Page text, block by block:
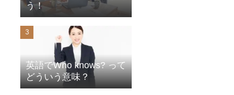
う！
英語でWho knows? って
どういう意味？